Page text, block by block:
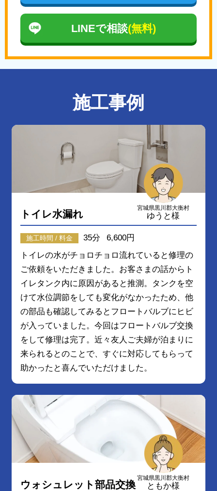
LINEで相談(無料)
施工事例
宮城県黒川郡大衡村
ゆうと様
トイレ水漏れ
施工時間 / 料金 35分
6,600円
トイレの水がチョロチョロ流れていると修理の
ご依頼をいただきました。お客さまの話からト
イレタンク内に原因があると推測。タンクを空
けて水位調節をしても変化がなかったため、他
の部品も確認してみるとフロートバルブにヒビ
が入っていました。今回はフロートバルブ交換
をして修理は完了。近々友人ご夫婦が泊まりに
来られるとのことで、すぐに対応してもらって
助かったと喜んでいただけました。
宮城県黒川郡大衡村
ともか様
ウォシュレット部品交換